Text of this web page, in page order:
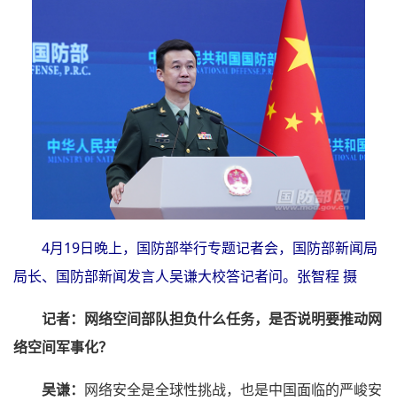
4月19日晚上，国防部举行专题记者会，国防部新闻局
局长、国防部新闻发言人吴谦大校答记者问。张智程 摄
记者： 网络空间部队担负什么任务，是否说明要推动网
络空间军事化？
吴谦： 网络安全是全球性挑战，也是中国面临的严峻安